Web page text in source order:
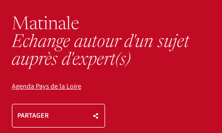
Matinale
Echange autour d'un sujet
auprès d'expert(s)
Agenda Pays de la Loire
PARTAGER